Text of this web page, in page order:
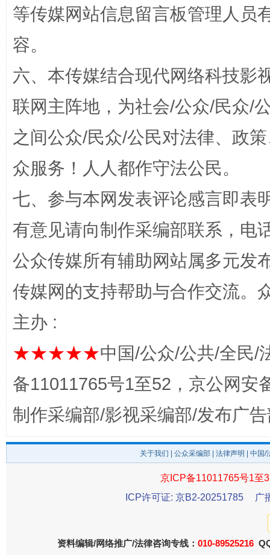
完善运行机制助力责任有效落实 一纸欠
东山县通报“牛蛙产品抗生素超标问题” 法
千年窑火 生生不息 一
等传媒网站信息留言板管理人员
容。
六、本传媒结合现代网络科技影
联网主阵地，为社会/公众/民众/
之间公众/民众/公民对法律、政
众服务！人人都作守法公民。
七、参与本网发表评论感言即表
有意见请向制作采编部联系，电
公众传媒所有辅助网站属多元发
传媒网的支持帮助与合作交流。
主办 :
★★★★★中国/公众/公共/全民/
备11011765号1至52，京公网安
制作采编部/影视采编部/发布广
关于我们 公众采编部 法律声明 | 中国
京ICP备11011765号1至
ICP许可证: 京B2-20251785
广
资料编辑/网络推广/法律咨询专线： 010-89525216